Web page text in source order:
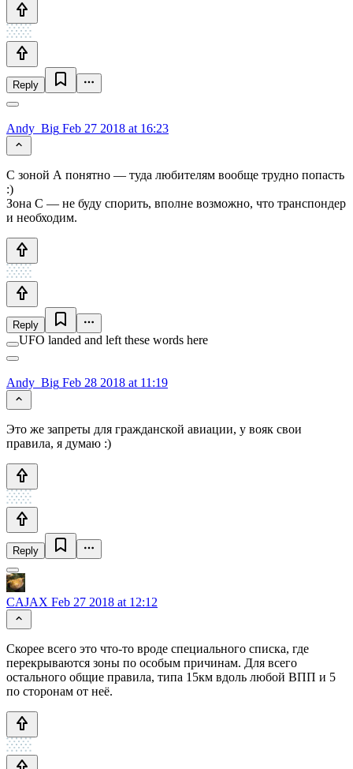
Reply
Andy_Big Feb 27 2018 at 16:23
С зоной А понятно — туда любителям вообще трудно попасть
:)
Зона С — не буду спорить, вполне возможно, что транспондер
и необходим.
Reply
UFO landed and left these words here
Andy_Big Feb 28 2018 at 11:19
Это же запреты для гражданской авиации, у вояк свои
правила, я думаю :)
Reply
CAJAX Feb 27 2018 at 12:12
Скорее всего это что-то вроде специального списка, где
перекрываются зоны по особым причинам. Для всего
остального общие правила, типа 15км вдоль любой ВПП и 5
по сторонам от неё.